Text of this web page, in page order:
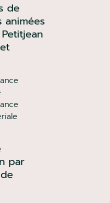
de
animées
par